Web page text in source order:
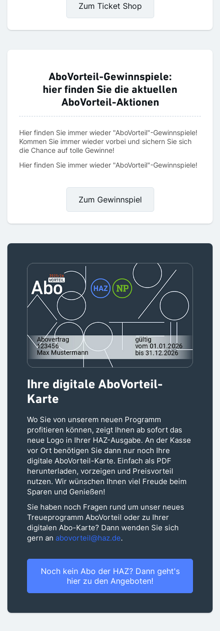
Zum Ticket Shop
AboVorteil-Gewinnspiele:
hier finden Sie die aktuellen
AboVorteil-Aktionen
Hier finden Sie immer wieder "AboVorteil"-Gewinnspiele!
Kommen Sie immer wieder vorbei und sichern Sie sich
die Chance auf tolle Gewinne!
Hier finden Sie immer wieder "AboVorteil"-Gewinnspiele!
Zum Gewinnspiel
Ihre digitale AboVorteil-
Karte
Wo Sie von unserem neuen Programm
profitieren können, zeigt Ihnen ab sofort das
neue Logo in Ihrer HAZ-Ausgabe. An der Kasse
vor Ort benötigen Sie dann nur noch Ihre
digitale AboVorteil-Karte. Einfach als PDF
herunterladen, vorzeigen und Preisvorteil
nutzen. Wir wünschen Ihnen viel Freude beim
Sparen und Genießen!
Sie haben noch Fragen rund um unser neues
Treueprogramm AboVorteil oder zu Ihrer
digitalen Abo-Karte? Dann wenden Sie sich
gern an abovorteil@haz.de.
Noch kein Abo der HAZ? Dann geht's
hier zu den Angeboten!